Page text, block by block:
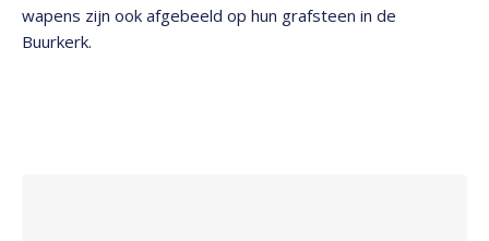
wapens zijn ook afgebeeld op hun grafsteen in de
Buurkerk.